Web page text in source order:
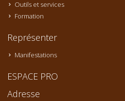
Outils et services
Formation
Représenter
Manifestations
ESPACE PRO
Adresse